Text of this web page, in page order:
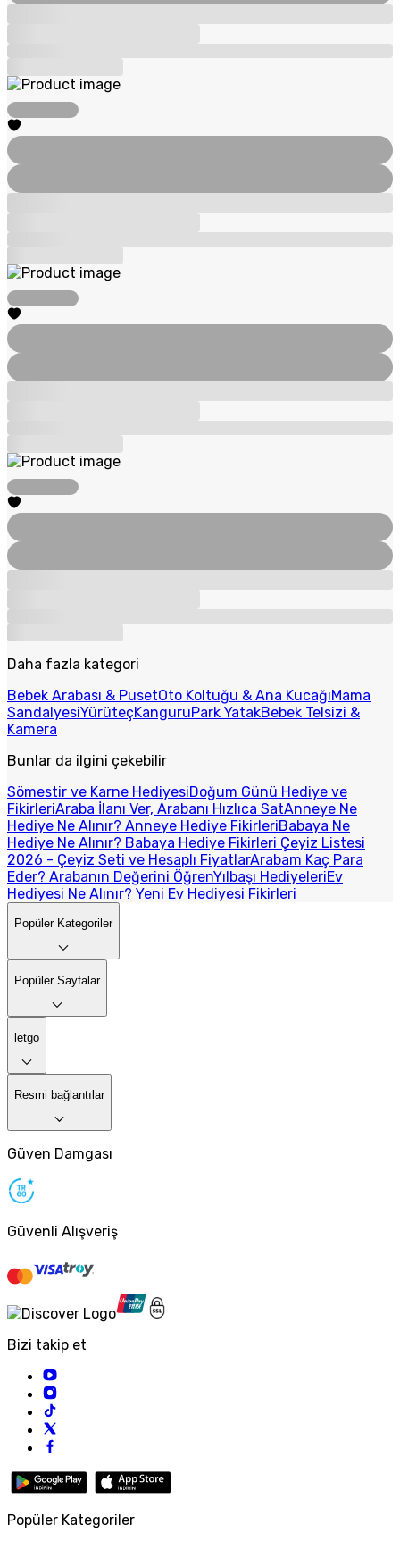
Daha fazla kategori
Bebek Arabası & PusetOto Koltuğu & Ana KucağıMama
SandalyesiYürüteçKanguruPark YatakBebek Telsizi &
Kamera
Bunlar da ilgini çekebilir
Sömestir ve Karne HediyesiDoğum Günü Hediye ve
FikirleriAraba İlanı Ver, Arabanı Hızlıca SatAnneye Ne
Hediye Ne Alınır? Anneye Hediye FikirleriBabaya Ne
Hediye Ne Alınır? Babaya Hediye Fikirleri Çeyiz Listesi
2026 - Çeyiz Seti ve Hesaplı FiyatlarArabam Kaç Para
Eder? Arabanın Değerini ÖğrenYılbaşı HediyeleriEv
Hediyesi Ne Alınır? Yeni Ev Hediyesi Fikirleri
Popüler Kategoriler
Popüler Sayfalar
letgo
Resmi bağlantılar
Güven Damgası
Güvenli Alışveriş
Bizi takip et
Popüler Kategoriler